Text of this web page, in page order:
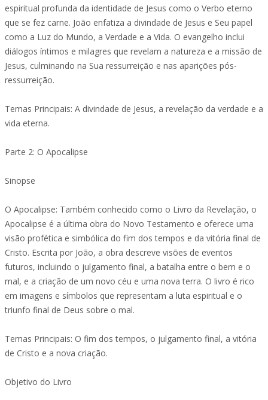
espiritual profunda da identidade de Jesus como o Verbo eterno
que se fez carne. João enfatiza a divindade de Jesus e Seu papel
como a Luz do Mundo, a Verdade e a Vida. O evangelho inclui
diálogos íntimos e milagres que revelam a natureza e a missão de
Jesus, culminando na Sua ressurreição e nas aparições pós-
ressurreição.
Temas Principais: A divindade de Jesus, a revelação da verdade e a
vida eterna.
Parte 2: O Apocalipse
Sinopse
O Apocalipse: Também conhecido como o Livro da Revelação, o
Apocalipse é a última obra do Novo Testamento e oferece uma
visão profética e simbólica do fim dos tempos e da vitória final de
Cristo. Escrita por João, a obra descreve visões de eventos
futuros, incluindo o julgamento final, a batalha entre o bem e o
mal, e a criação de um novo céu e uma nova terra. O livro é rico
em imagens e símbolos que representam a luta espiritual e o
triunfo final de Deus sobre o mal.
Temas Principais: O fim dos tempos, o julgamento final, a vitória
de Cristo e a nova criação.
Objetivo do Livro